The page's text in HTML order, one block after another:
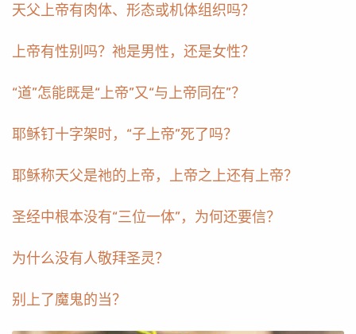
天父上帝有肉体、形态或机体组织吗？
上帝有性别吗？祂是男性，还是女性？
“道”怎能既是“上帝”又“与上帝同在”？
耶稣钉十字架时，“子上帝”死了吗？
耶稣称天父是祂的上帝，上帝之上还有上帝？
圣经中根本没有“三位一体”，为何还要信？
为什么没有人敬拜圣灵？
别上了魔鬼的当？